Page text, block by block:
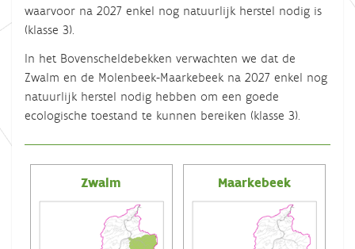
waarvoor na 2027 enkel nog natuurlijk herstel nodig is
(klasse 3).
In het Bovenscheldebekken verwachten we dat de
Zwalm en de Molenbeek-Maarkebeek na 2027 enkel nog
natuurlijk herstel nodig hebben om een goede
ecologische toestand te kunnen bereiken (klasse 3).
Zwalm Maarkebeek